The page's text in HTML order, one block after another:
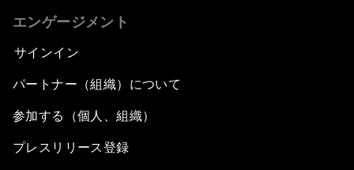
エンゲージメント
サインイン
パートナー（組織）について
参加する（個人、組織）
プレスリリース登録